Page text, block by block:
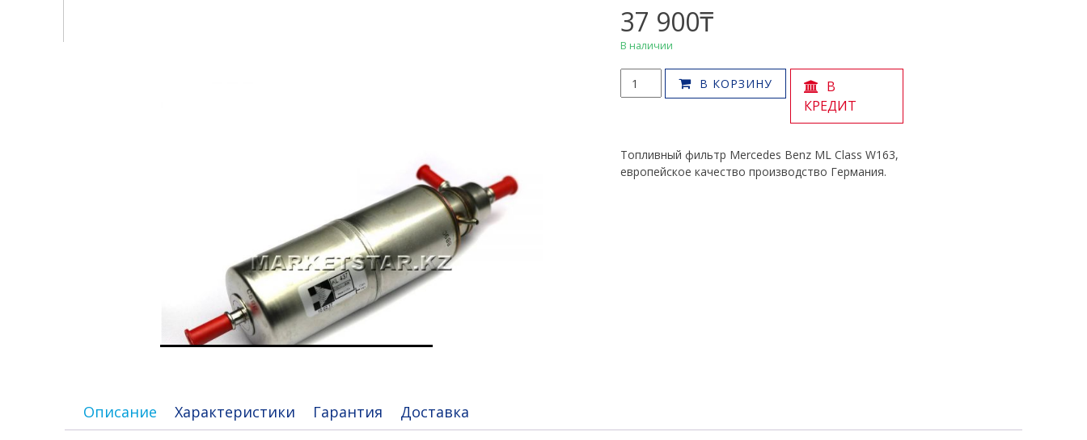
37 900₸
В наличии
Количество
товара
Class
W163
В КОРЗИНУ
В
КРЕДИТ
Топливный фильтр Mercedes Benz ML Class W163,
европейское качество производство Германия.
Описание Характеристики Гарантия Доставка